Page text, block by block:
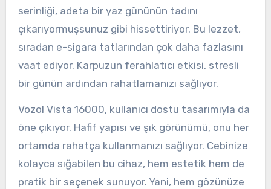
serinliği, adeta bir yaz gününün tadını
çıkarıyormuşsunuz gibi hissettiriyor. Bu lezzet,
sıradan e-sigara tatlarından çok daha fazlasını
vaat ediyor. Karpuzun ferahlatıcı etkisi, stresli
bir günün ardından rahatlamanızı sağlıyor.
Vozol Vista 16000, kullanıcı dostu tasarımıyla da
öne çıkıyor. Hafif yapısı ve şık görünümü, onu her
ortamda rahatça kullanmanızı sağlıyor. Cebinize
kolayca sığabilen bu cihaz, hem estetik hem de
pratik bir seçenek sunuyor. Yani, hem gözünüze